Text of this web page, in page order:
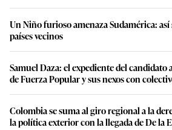
Un Niño furioso amenaza Sudamérica: así
países vecinos
Samuel Daza: el expediente del candidato
de Fuerza Popular y sus nexos con
Colombia se suma al giro regional a la
la política exterior con la llegada de De la